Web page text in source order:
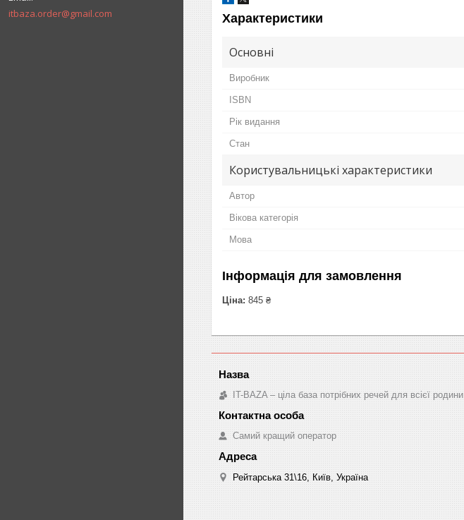
itbaza.order@gmail.com Характеристики
Основні
Виробник
ISBN
Рік видання
Стан
Користувальницькі характеристики
Автор
Вікова категорія
Мова
Інформація для замовлення
Ціна: 845 ₴
IT-BAZA – ціла база потрібних речей для всієї родини
Самий кращий оператор
Рейтарська 31\16, Київ, Україна